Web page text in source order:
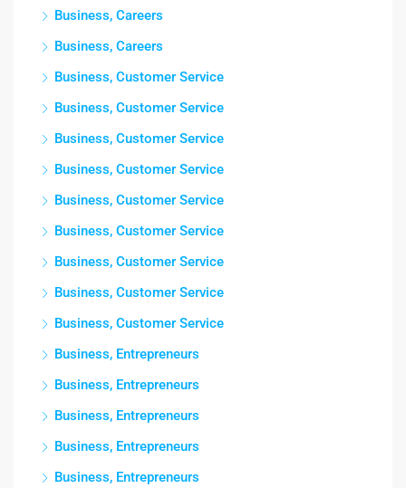
Business, Careers
Business, Careers
Business, Customer Service
Business, Customer Service
Business, Customer Service
Business, Customer Service
Business, Customer Service
Business, Customer Service
Business, Customer Service
Business, Customer Service
Business, Customer Service
Business, Entrepreneurs
Business, Entrepreneurs
Business, Entrepreneurs
Business, Entrepreneurs
Business, Entrepreneurs